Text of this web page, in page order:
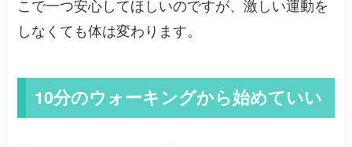
こで一つ安心してほしいのですが、激しい運動を
しなくても体は変わります。
10分のウォーキングから始めていい